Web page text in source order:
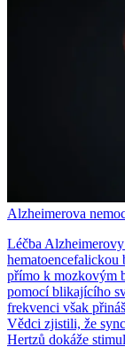
Alzheimerova
Léčba
hematoencefalickou
přímo k mozkovým
pomocí blikajícího
frekvenci však
Vědci zjistili, že
Hertzů dokáže